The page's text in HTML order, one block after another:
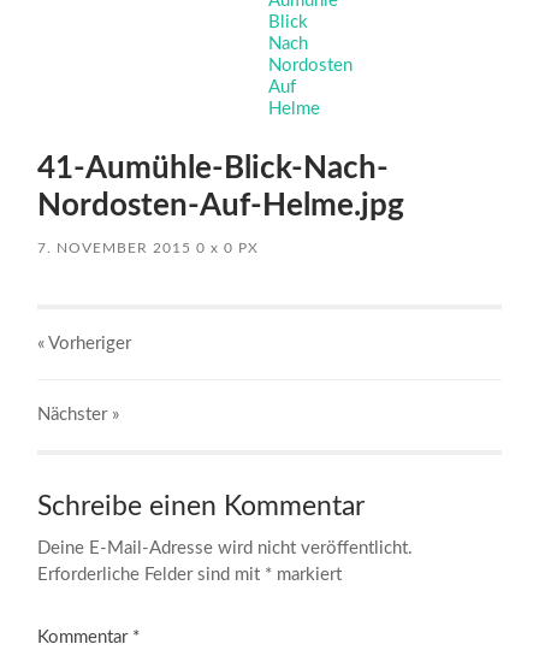
41-Aumühle-Blick-Nach-
Nordosten-Auf-Helme.jpg
7. NOVEMBER 2015 0x 0 PX
« Vorheriger
Nächster »
Schreibe einen Kommentar
Deine E-Mail-Adresse wird nicht veröffentlicht.
Erforderliche Felder sind mit * markiert
Kommentar *